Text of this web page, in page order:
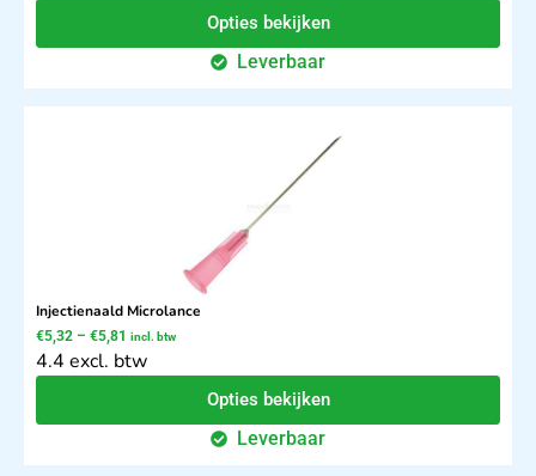
Opties bekijken
Leverbaar
Injectienaald Microlance
€5,32 – €5,81 incl. btw
4.4 excl. btw
Opties bekijken
Leverbaar